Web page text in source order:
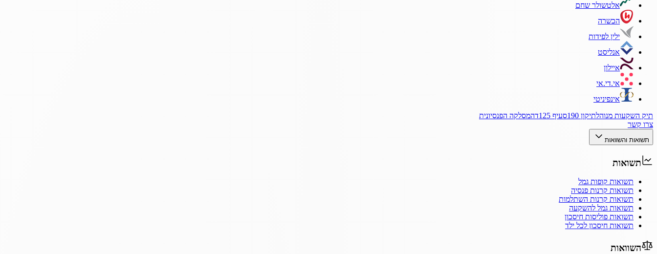
אלטשולר שחם
הכשרה
ילין לפידות
אנליסט
איילון
אי.די.אי
אינפיניטי
תיק השקעות מנוהלתיקון 190 סעיף 125ד
המסלקה הפנסיונית
צרו קשר
תשואות והשוואות
תשואות
תשואות קופות גמל
תשואות קרנות פנסיה
תשואות קרנות השתלמות
תשואות גמל להשקעה
תשואות פוליסות חיסכון
תשואות חיסכון לכל ילד
השוואות